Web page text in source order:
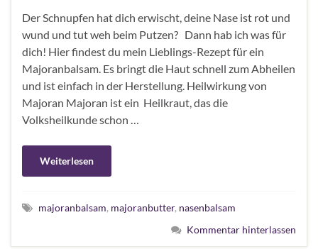
Der Schnupfen hat dich erwischt, deine Nase ist rot und
wund und tut weh beim Putzen? Dann hab ich was für
dich! Hier findest du mein Lieblings-Rezept für ein
Majoranbalsam. Es bringt die Haut schnell zum Abheilen
und ist einfach in der Herstellung. Heilwirkung von
Majoran Majoran ist ein Heilkraut, das die
Volksheilkunde schon …
Weiterlesen
majoranbalsam, majoranbutter, nasenbalsam
Kommentar hinterlassen